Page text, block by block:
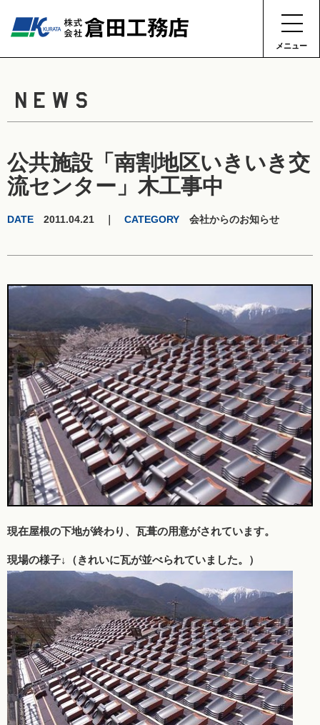
メニュー
NEWS
公共施設「南割地区いきいき交
流センター」木工事中
DATE 2011.04.21 ｜ CATEGORY 会社からのお知らせ
現在屋根の下地が終わり、瓦葺の用意がされています。
現場の様子↓（きれいに瓦が並べられていました。）